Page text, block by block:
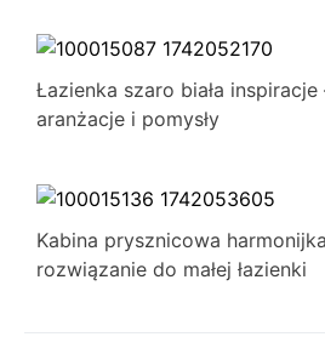
Łazienka szaro biała
aranżacje i pomysły
Kabina prysznicowa
rozwiązanie do małej łazienki